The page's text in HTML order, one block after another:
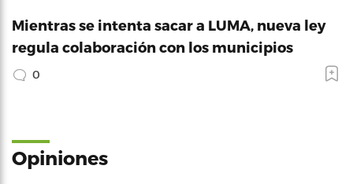
Mientras se intenta sacar a LUMA, nueva ley
regula colaboración con los municipios
0
Opiniones